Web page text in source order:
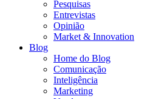
Pesquisas
Entrevistas
Opinião
Market & Innovation
Blog
Home do Blog
Comunicação
Inteligência
Marketing